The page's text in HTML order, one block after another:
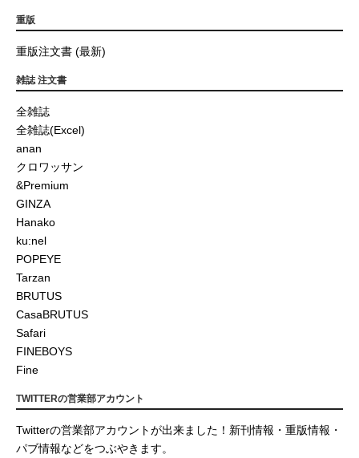
重版
重版注文書 (最新)
雑誌 注文書
全雑誌
全雑誌(Excel)
anan
クロワッサン
&Premium
GINZA
Hanako
ku:nel
POPEYE
Tarzan
BRUTUS
CasaBRUTUS
Safari
FINEBOYS
Fine
TWITTERの営業部アカウント
Twitterの営業部アカウントが出来ました！新刊情報・重版情報・
パブ情報などをつぶやきます。